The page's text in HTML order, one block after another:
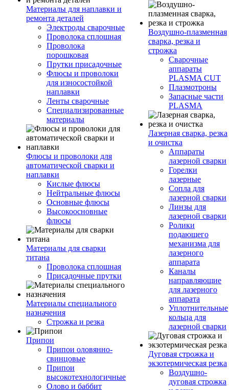
Материалы для наплавки и
ремонта деталей
Электроды сварочные
Проволока сплошная
Проволока
порошковая
Прутки присадочные
Флюсы и проволоки
для износостойкой
наплавки
Ленты сварочные
Специализированные
материалы
Флюсы и проволоки для
автоматической сварки и
наплавки
Кислые флюсы
Нейтральные флюсы
Основные флюсы
Высокоосновные
флюсы
Материалы для сварки
титана
Проволока сплошная
Присадочные прутки
Материалы специального
назначения
Строжка и резка
Припои
Припои оловянно-
свинцовые
Припои
высокотехнологичные
Олово и баббит
Воздушно-плазменная
сварка, резка и
строжка
Сварочные
аппараты
PLASMA CUT
Плазмотроны
Запасные части
PLASMA
Лазерная сварка, резка
и очистка
Аппараты
лазерной сварки
Горелки
лазерные
Сопла для
лазерной сварки
Линзы для
лазерной сварки
Ролики
подающего
механизма для
лазерного
аппарата
Каналы
направляющие
для лазерного
аппарата
Уплотнительные
кольца для
лазерной сварки
Дуговая строжка и
экзотермическая резка
Воздушно-
дуговая строжка